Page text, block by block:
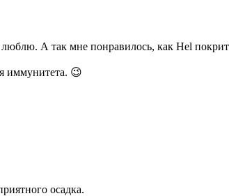
люблю. А так мне понравилось, как Hel
иммунитета. 😉
осадка.